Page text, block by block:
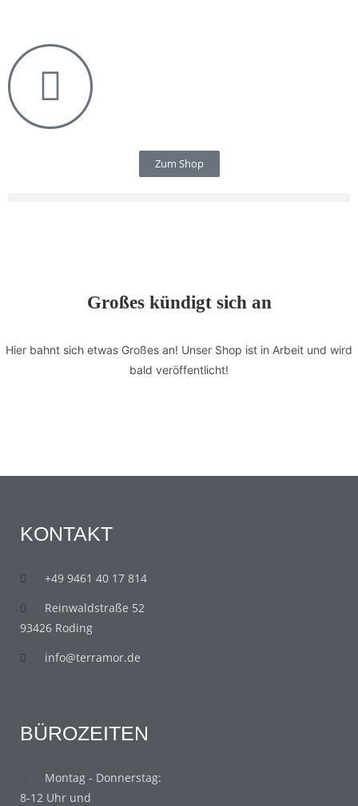
Zum Shop
Großes kündigt sich an
Hier bahnt sich etwas Großes an! Unser Shop ist in Arbeit und wird
bald veröffentlicht!
KONTAKT
+49 9461 40 17 814
Reinwaldstraße 52
93426 Roding
info@terramor.de
BÜROZEITEN
Montag - Donnerstag:
8-12 Uhr und